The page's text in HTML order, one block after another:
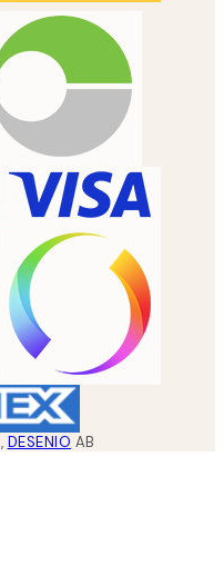
, DESENIO AB